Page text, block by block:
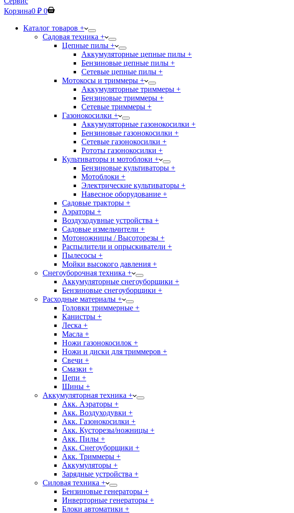
Корзина0 ₽ 0
Каталог товаров +
Садовая техника +
Цепные пилы +
Аккумуляторные цепные пилы +
Бензиновые цепные пилы +
Сетевые цепные пилы +
Мотокосы и триммеры +
Аккумуляторные триммеры +
Бензиновые триммеры +
Сетевые триммеры +
Газонокосилки +
Аккумуляторные газонокосилки +
Бензиновые газонокосилки +
Сетевые газонокосилки +
Рототы газонокосилки +
Культиваторы и мотоблоки +
Бензиновые культиваторы +
Мотоблоки +
Электрические культиваторы +
Навесное оборудование +
Садовые тракторы +
Аэраторы +
Воздуходувные устройства +
Садовые измельчители +
Мотоножницы / Высоторезы +
Распылители и опрыскиватели +
Пылесосы +
Мойки высокого давления +
Снегоуборочная техника +
Аккумуляторные снегоуборщики +
Бензиновые снегоуборщики +
Расходные материалы +
Головки триммерные +
Канистры +
Леска +
Масла +
Ножи газонокосилок +
Ножи и диски для триммеров +
Свечи +
Смазки +
Цепи +
Шины +
Аккумуляторная техника +
Акк. Аэраторы +
Акк. Воздуходувки +
Акк. Газонокосилки +
Акк. Кусторезы/ножницы +
Акк. Пилы +
Акк. Снегоуборщики +
Акк. Триммеры +
Аккумуляторы +
Зарядные устройства +
Силовая техника +
Бензиновые генераторы +
Инверторные генераторы +
Блоки автоматики +